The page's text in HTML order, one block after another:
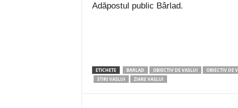
Adăpostul public Bârlad.
ETICHETE BARLAD OBIECTIV DE VASLUI OBIECTIV DE
STIRI VASLUI
ZIARE VASLUI